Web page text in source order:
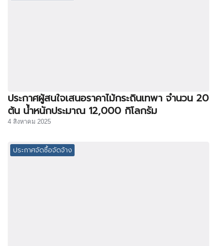
ประกาศผู้สนใจเสนอราคาไม้กระถินเทพา จำนวน 20
ต้น น้ำหนักประมาณ 12,000 กิโลกรัม
4 สิงหาคม 2025
ประกาศจัดซื้อจัดจ้าง